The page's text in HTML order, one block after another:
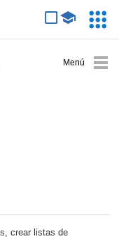
crear listas de